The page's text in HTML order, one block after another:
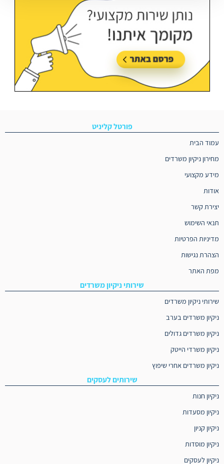
פורטל קליניט
עמוד הבית
מחירון ניקיון משרדים
מידע מקצועי
אודות
יצירת קשר
תנאי השימוש
מדיניות הפרטיות
הצהרת נגישות
מפת האתר
שירותי ניקיון משרדים
שירותי ניקיון משרדים
ניקיון משרדים בערב
ניקיון משרדים גדולים
ניקיון משרדי הייטק
ניקיון משרדים אחרי שיפוץ
שירותים לעסקים
ניקיון חנות
ניקיון מסעדות
ניקיון קניון
ניקיון מוסדות
ניקיון לעסקים